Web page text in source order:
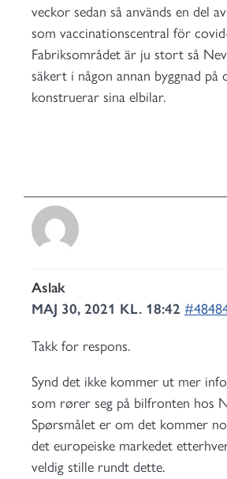
veckor sedan så används en del
som vaccinationscentral för
Fabriksområdet är ju stort så
säkert i någon annan byggnad på
konstruerar sina elbilar.
Aslak
MAJ 30, 2021 KL. 18:42
Takk for respons.
Synd det ikke kommer ut mer
som rører seg på bilfronten hos
Spørsmålet er om det kommer
det europeiske markedet
veldig stille rundt dette.